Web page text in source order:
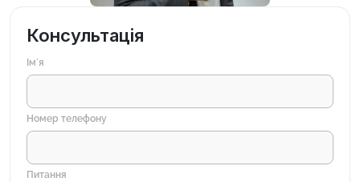
Консультація
Імʼя
Номер телефону
Питання